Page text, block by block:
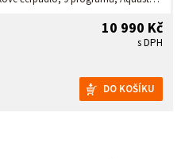
Samočištění – účinné čištění10 990 Kč
s DPH